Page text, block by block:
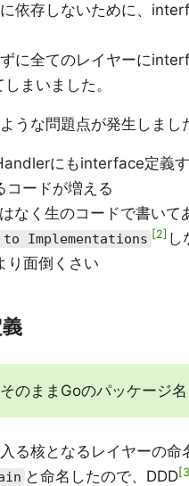
依存しないために、
に全てのレイヤーに
まいました。
うな問題点が発生しまし
にもinterface定義す
コードが増える
なく生のコードで書い
to Implementations 2 し
り面倒くさい
のままGoのパッケージ
る核となるレイヤーの命
と命名したので、DDD 3